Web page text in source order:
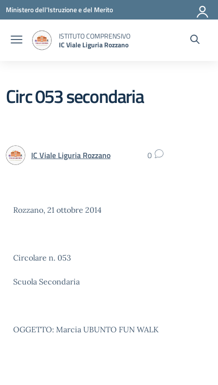
Vai ai contenuti
Vai al menu di navigazione
Vai al footer
Ministero dell'Istruzione e del Merito
ISTITUTO COMPRENSIVO
IC Viale Liguria Rozzano
Circ 053 secondaria
IC Viale Liguria Rozzano 0
Rozzano, 21 ottobre 2014
Circolare n. 053
Scuola Secondaria
OGGETTO: Marcia UBUNTO FUN WALK